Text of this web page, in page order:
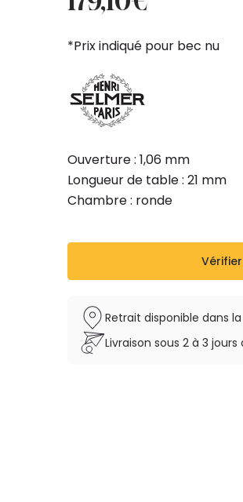
était :
actuel
est :
*Prix indiqué pour bec nu
Ouverture : 1,06 mm
Longueur de table : 21 mm
Chambre : ronde
Retrait disponible dans
Livraison sous 2 à 3